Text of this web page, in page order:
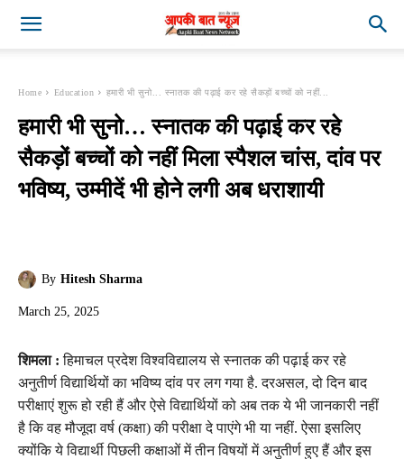
Home Education हमारी भी सुनो... स्नातक की पढ़ाई कर रहे सैकड़ों बच्चों को नहीं...
हमारी भी सुनो… स्नातक की पढ़ाई कर रहे
सैकड़ों बच्चों को नहीं मिला स्पैशल चांस, दांव पर
भविष्य, उम्मीदें भी होने लगी अब धराशायी
By Hitesh Sharma
March 25, 2025
शिमला : हिमाचल प्रदेश विश्वविद्यालय से स्नातक की पढ़ाई कर रहे
अनुतीर्ण विद्यार्थियों का भविष्य दांव पर लग गया है. दरअसल, दो दिन बाद
परीक्षाएं शुरू हो रही हैं और ऐसे विद्यार्थियों को अब तक ये भी जानकारी नहीं
है कि वह मौजूदा वर्ष (कक्षा) की परीक्षा दे पाएंगे भी या नहीं. ऐसा इसलिए
क्योंकि ये विद्यार्थी पिछली कक्षाओं में तीन विषयों में अनुतीर्ण हुए हैं और इस